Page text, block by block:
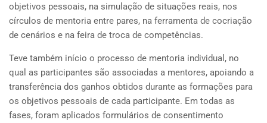
objetivos pessoais, na simulação de situações reais, nos
círculos de mentoria entre pares, na ferramenta de cocriação
de cenários e na feira de troca de competências.
Teve também início o processo de mentoria individual, no
qual as participantes são associadas a mentores, apoiando a
transferência dos ganhos obtidos durante as formações para
os objetivos pessoais de cada participante. Em todas as
fases, foram aplicados formulários de consentimento